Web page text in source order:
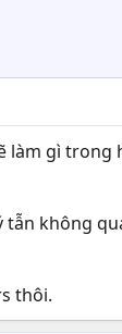
làm gì trong
tẫn không
thôi.